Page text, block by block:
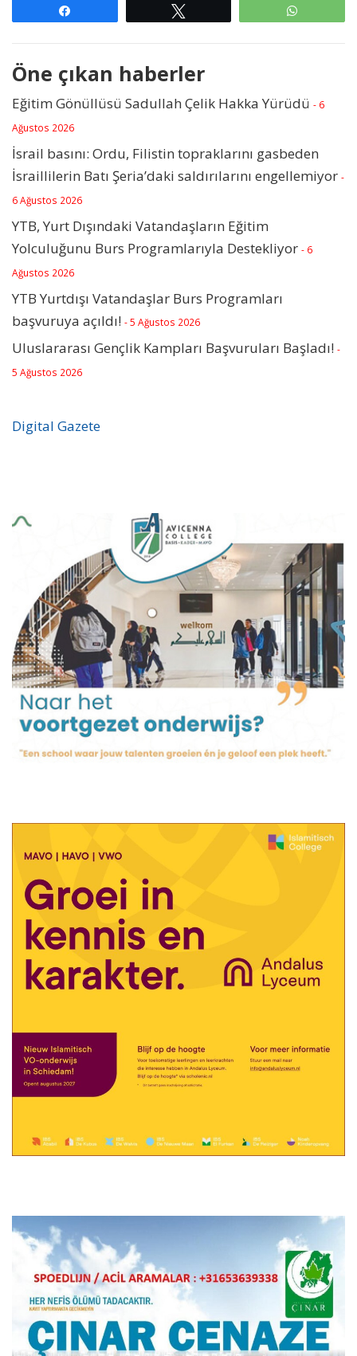
Öne çıkan haberler
Eğitim Gönüllüsü Sadullah Çelik Hakka Yürüdü - 6
Ağustos 2026
İsrail basını: Ordu, Filistin topraklarını gasbeden
İsraillilerin Batı Şeria’daki saldırılarını engellemiyor -
6 Ağustos 2026
YTB, Yurt Dışındaki Vatandaşların Eğitim
Yolculuğunu Burs Programlarıyla Destekliyor - 6
Ağustos 2026
YTB Yurtdışı Vatandaşlar Burs Programları
başvuruya açıldı! - 5 Ağustos 2026
Uluslararası Gençlik Kampları Başvuruları Başladı! -
5 Ağustos 2026
Digital Gazete